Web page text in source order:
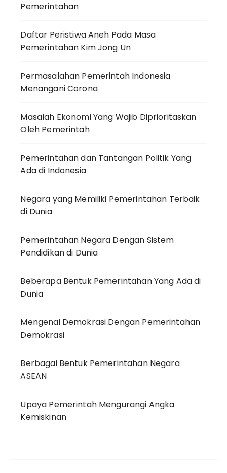
Pemerintahan
Daftar Peristiwa Aneh Pada Masa
Pemerintahan Kim Jong Un
Permasalahan Pemerintah Indonesia
Menangani Corona
Masalah Ekonomi Yang Wajib Diprioritaskan
Oleh Pemerintah
Pemerintahan dan Tantangan Politik Yang
Ada di Indonesia
Negara yang Memiliki Pemerintahan Terbaik
di Dunia
Pemerintahan Negara Dengan Sistem
Pendidikan di Dunia
Beberapa Bentuk Pemerintahan Yang Ada di
Dunia
Mengenai Demokrasi Dengan Pemerintahan
Demokrasi
Berbagai Bentuk Pemerintahan Negara
ASEAN
Upaya Pemerintah Mengurangi Angka
Kemiskinan